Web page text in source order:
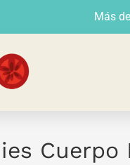
Más
Cuerpo